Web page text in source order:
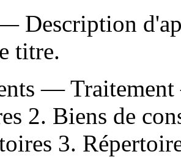
Description
titre.
—
2. Biens de
3.